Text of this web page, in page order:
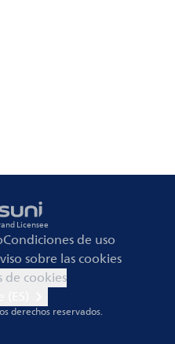
Licensee
Condiciones de uso
sobre las cookies
de cookies
derechos reservados.